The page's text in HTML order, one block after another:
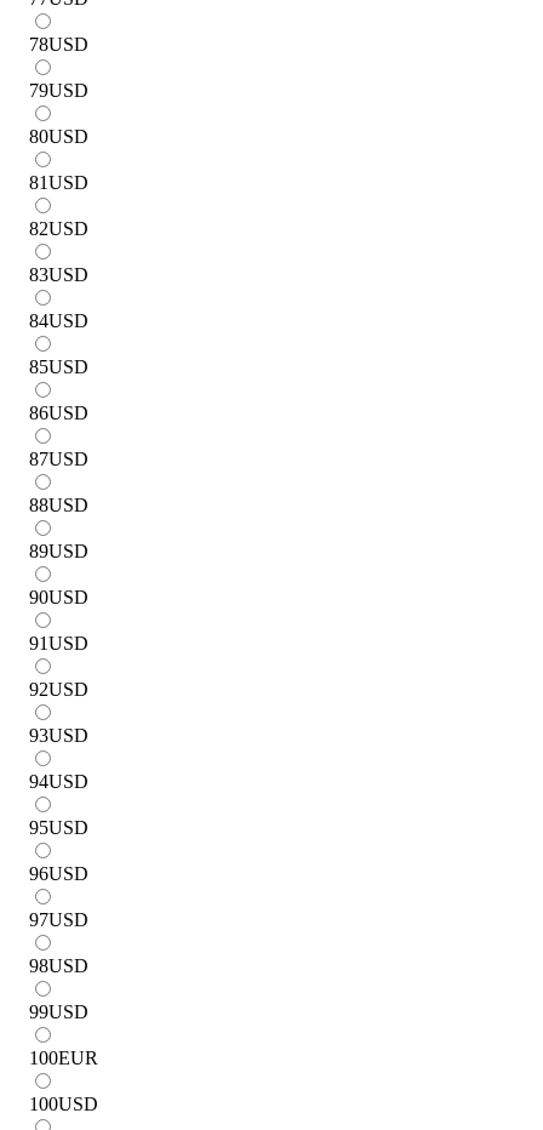
78USD
79USD
80USD
81USD
82USD
83USD
84USD
85USD
86USD
87USD
88USD
89USD
90USD
91USD
92USD
93USD
94USD
95USD
96USD
97USD
98USD
99USD
100EUR
100USD